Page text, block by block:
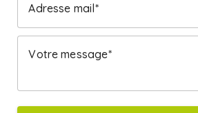
Adresse mail
Votre message